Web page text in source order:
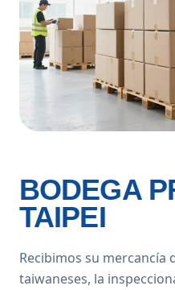
BODEGA
TAIPEI
Recibimos su
taiwaneses, la